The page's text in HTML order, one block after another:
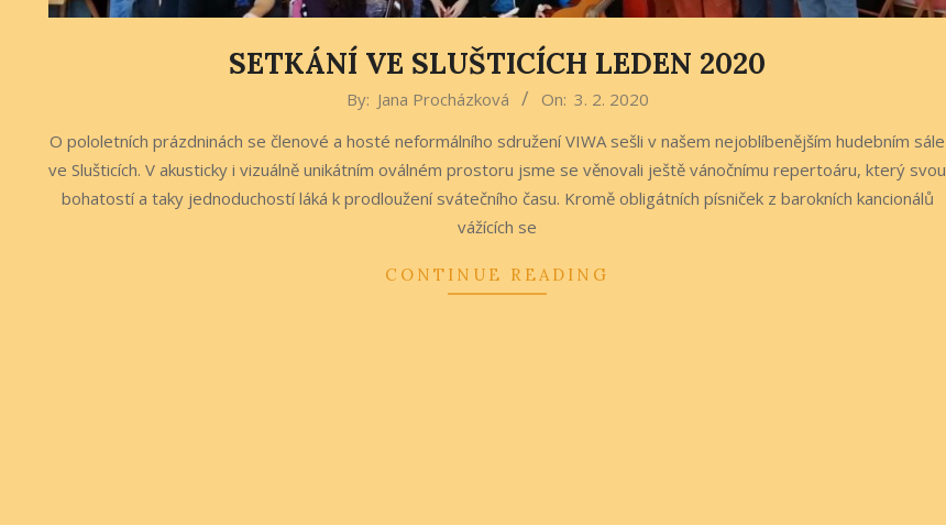
SETKÁNÍ VE SLUŠTICÍCH LEDEN 2020
03
By: Jana Procházková On: 3. 2. 2020
O pololetních prázdninách se členové a hosté neformálního sdružení VIWA sešli v našem nejoblíbenějším hudebním sále
ve Slušticích. V akusticky i vizuálně unikátním oválném prostoru jsme se věnovali ještě vánočnímu repertoáru, který svou
bohatostí a taky jednoduchostí láká k prodloužení svátečního času. Kromě obligátních písniček z barokních kancionálů
vážících se
CONTINUE READING